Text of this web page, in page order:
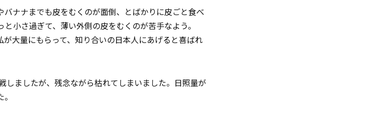
ナナまでも皮をむくのが面倒、とばかりに皮ごと食べ
小さ過ぎて、薄い外側の皮をむくのが苦手なよう。
大量にもらって、知り合いの日本人にあげると喜ばれ
ましたが、残念ながら枯れてしまいました。日照量が